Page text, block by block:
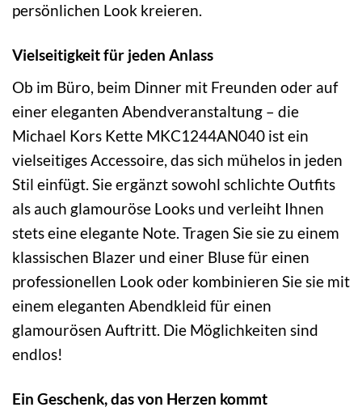
persönlichen Look kreieren.
Vielseitigkeit für jeden Anlass
Ob im Büro, beim Dinner mit Freunden oder auf
einer eleganten Abendveranstaltung – die
Michael Kors Kette MKC1244AN040 ist ein
vielseitiges Accessoire, das sich mühelos in jeden
Stil einfügt. Sie ergänzt sowohl schlichte Outfits
als auch glamouröse Looks und verleiht Ihnen
stets eine elegante Note. Tragen Sie sie zu einem
klassischen Blazer und einer Bluse für einen
professionellen Look oder kombinieren Sie sie mit
einem eleganten Abendkleid für einen
glamourösen Auftritt. Die Möglichkeiten sind
endlos!
Ein Geschenk, das von Herzen kommt